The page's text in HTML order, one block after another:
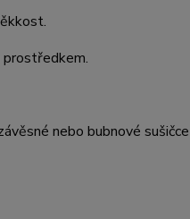
prostředkem.
nebo bubnové